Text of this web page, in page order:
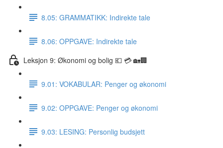
8.05: GRAMMATIKK: Indirekte tale
8.06: OPPGAVE: Indirekte tale
Leksjon 9: Økonomi og bolig 💶 💳 🏡🏢
9.01: VOKABULAR: Penger og økonomi
9.02: OPPGAVE: Penger og økonomi
9.03: LESING: Personlig budsjett